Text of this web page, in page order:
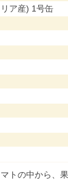
ア産) 1号缶
トの中から、